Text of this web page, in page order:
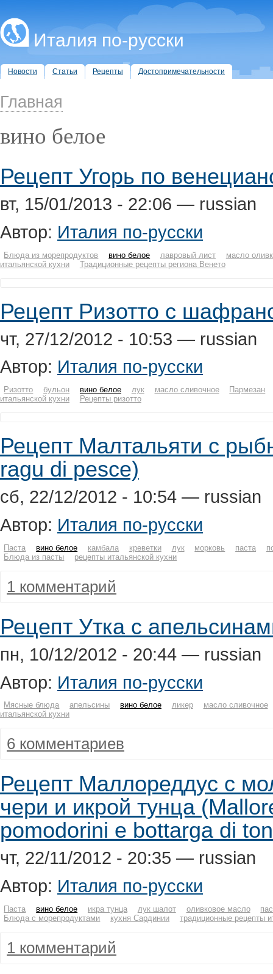
Италия по-русски
Новости Статьи Рецепты Достопримечательности
Главная
вино белое
Рецепт Угорь по
вт, 15/01/2013 - 22:06 — russian
Автор: Италия по-русски
Блюда из морепродуктов вино белое лавровый лист
масло
итальянской кухни
Традиционные рецепты региона Венето
Рецепт Ризотто с
чт, 27/12/2012 - 10:53 — russian
Автор: Италия по-русски
Ризотто бульон вино белое лук масло сливочное
Пармезан
итальянской кухни
Рецепты ризотто
Рецепт Малтальяти с
ragu di pesce)
сб, 22/12/2012 - 10:54 — russian
Автор: Италия по-русски
Паста вино белое камбала креветки лук морковь паста
Блюда из пасты
рецепты итальянской кухни
1 комментарий
Рецепт Утка с
пн, 10/12/2012 - 20:44 — russian
Автор: Италия по-русски
Мясные блюда апельсины вино белое ликер
масло сливочное
итальянской кухни
6 комментариев
Рецепт Маллореддус с
чери и икрой тунца
pomodorini e bottarga di
чт, 22/11/2012 - 20:35 — russian
Автор: Италия по-русски
Паста вино белое икра тунца лук шалот оливковое масло
Блюда с морепродуктами
кухня Сардинии традиционные рецепты
1 комментарий